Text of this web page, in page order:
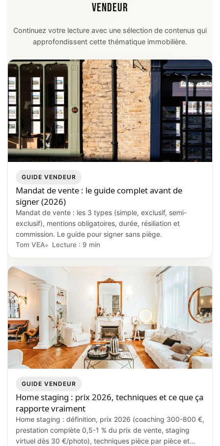
VENDEUR
Continuez votre lecture avec une sélection de contenus qui
approfondissent cette thématique immobilière.
GUIDE VENDEUR
Mandat de vente : le guide complet avant de
signer (2026)
Mandat de vente : les 3 types (simple, exclusif, semi-
exclusif), mentions obligatoires, durée, résiliation et
commission. Le guide pour signer sans piège.
Tom VEA Lecture : 9 min
GUIDE VENDEUR
Home staging : prix 2026, techniques et ce que ça
rapporte vraiment
Home staging : définition, prix 2026 (coaching 300-800 €,
prestation complète 0,5-1 % du prix de vente, staging
virtuel dès 30 €/photo), techniques pièce par pièce et